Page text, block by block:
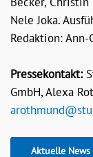
Nele Joka.
Redaktion:
Pressekontakt:
GmbH, Alexa
Aktuelle